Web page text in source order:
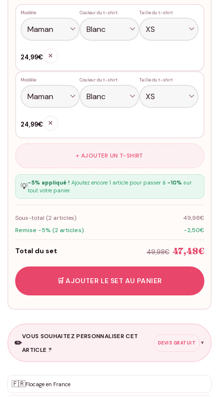
Modèle Couleur du t-shirt Taille du t-shirt
24,99€ ✕
Modèle Couleur du t-shirt Taille du t-shirt
24,99€ ✕
+ AJOUTER UN T-SHIRT
💡-5% appliqué ! Ajoutez encore 1 article pour passer à -10% sur
tout votre panier.
Sous-total (2articles)
49,98€
Remise -5% (2 articles)
-2,50€
Total du set 49,98€ 47,48€
🛒 AJOUTER LE SET AU PANIER
✏️
VOUS SOUHAITEZ PERSONNALISER CET
ARTICLE ?
DEVIS GRATUIT ▼
✨ Personnalisation sur mesure
DEVIS GRATUIT · Personnalisation de 3 à 10€ selon la demande
🇫🇷Flocage en France